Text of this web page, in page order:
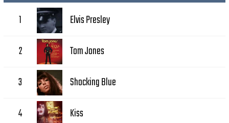
1 Elvis Presley
2 Tom Jones
3 Shocking Blue
4 Kiss